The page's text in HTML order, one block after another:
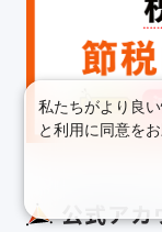
公式アカ
私たちがより良
と利用に同意を